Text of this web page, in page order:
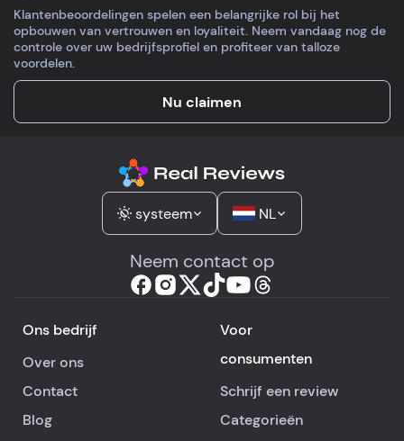
Klantenbeoordelingen spelen een belangrijke rol bij het
opbouwen van vertrouwen en loyaliteit. Neem vandaag nog de
controle over uw bedrijfsprofiel en profiteer van talloze
voordelen.
Nu claimen
systeem NL
Neem contact op
Ons bedrijf
Over ons
Contact
Blog
Voor
consumenten
Schrijf een review
Categorieën